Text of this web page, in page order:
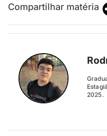
Compartilhar matéria
2025.